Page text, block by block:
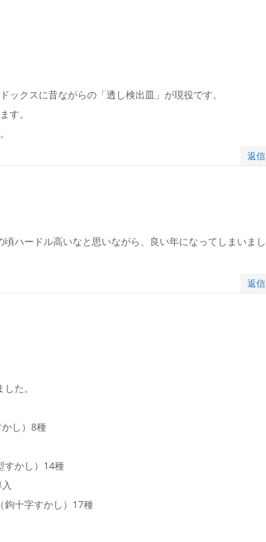
ックスに昔ながらの「透し検出皿」が現役です。
す。
返信
ハードル高いなと思いながら、良い年になってしまいまし
返信
した。
し）8種
すかし）14種
十字すかし）17種